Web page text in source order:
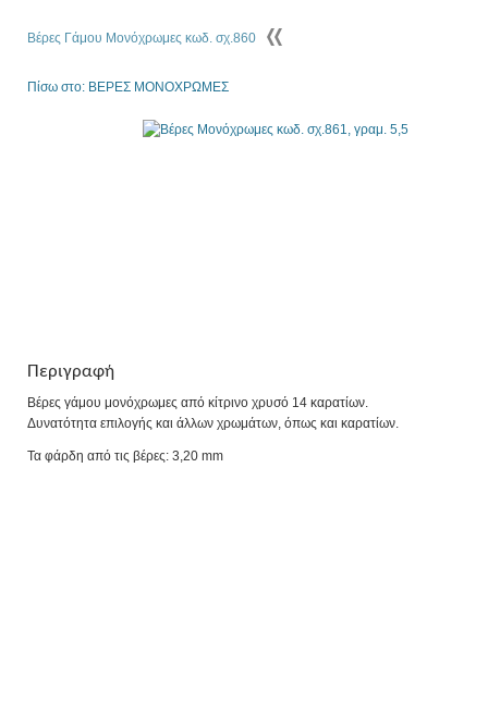
Βέρες Γάμου Μονόχρωμες κωδ. σχ.860
Πίσω στο: ΒΕΡΕΣ ΜΟΝΟΧΡΩΜΕΣ
Περιγραφή
Βέρες γάμου μονόχρωμες από κίτρινο χρυσό 14 καρατίων.
Δυνατότητα επιλογής και άλλων χρωμάτων, όπως και καρατίων.
Τα φάρδη από τις βέρες: 3,20 mm